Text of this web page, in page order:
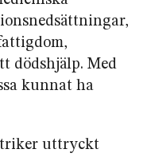
dödshjälp. Med
kunnat ha
uttryckt